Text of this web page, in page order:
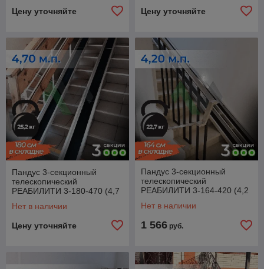
Цену уточняйте Цену уточняйте
Пандус 3-секционный
телескопический
РЕАБИЛИТИ 3-180-470 (4,7
Нет в наличии
Цену уточняйте
Пандус 3-секционный
телескопический
РЕАБИЛИТИ 3-164-420 (4,2
Нет в наличии
1 566 руб.